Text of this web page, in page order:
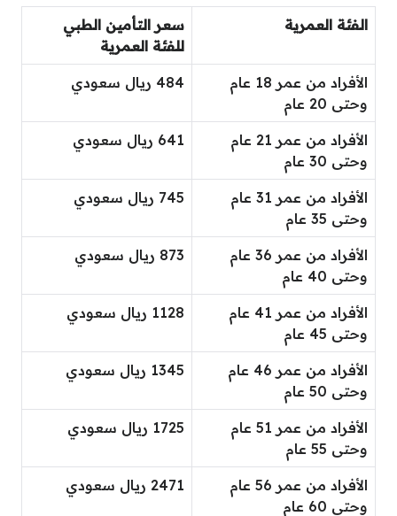
الفئة العمرية
سعر التأمين الطبي
للفئة العمرية
الأفراد من عمر 18 عام
وحتى 20 عام
484 ريال سعودي
الأفراد من عمر 21 عام
وحتى 30 عام
641 ريال سعودي
الأفراد من عمر 31 عام
وحتى 35 عام
745 ريال سعودي
الأفراد من عمر 36 عام
وحتى 40 عام
873 ريال سعودي
الأفراد من عمر 41 عام
وحتى 45 عام
1128 ريال سعودي
الأفراد من عمر 46 عام
وحتى 50 عام
1345 ريال سعودي
الأفراد من عمر 51 عام
وحتى 55 عام
1725 ريال سعودي
الأفراد من عمر 56 عام
وحتى 60 عام
2471 ريال سعودي